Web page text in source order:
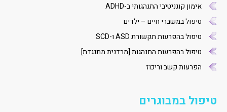
אימון קוגניטיבי התנהגותי ב-ADHD
טיפול במשברי חיים – ילדים
טיפול בהפרעות תקשורת ASD ו-SCD
טיפול בהפרעות התנהגות [מרדנית מתנגדת]
הפרעות קשב וריכוז
טיפול במבוגרים